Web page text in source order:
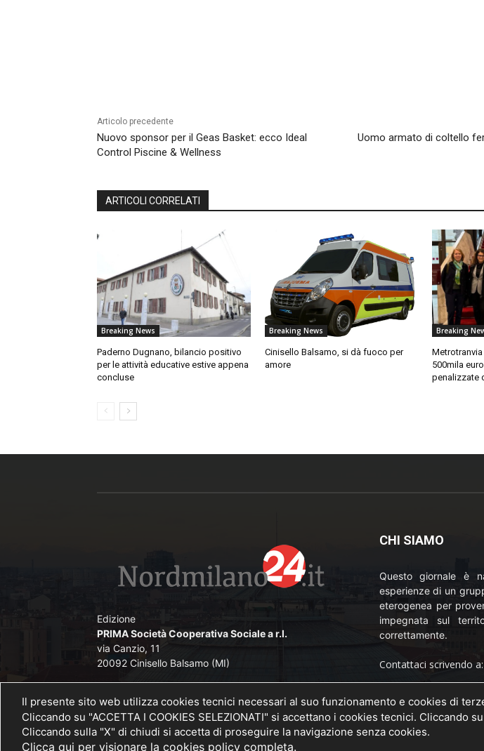
Articolo precedente
Nuovo sponsor per il Geas Basket: ecco Ideal
Control Piscine & Wellness
Uomo armato di coltello
ARTICOLI CORRELATI
Breaking News
Paderno Dugnano, bilancio positivo
per le attività educative estive appena
concluse
Breaking News
Cinisello Balsamo, si dà fuoco per
amore
Breaking
500mila
penalizzate
Edizione
PRIMA Società Cooperativa Sociale a r.l.
via Canzio, 11
20092 Cinisello Balsamo (MI)
Angelo De Lorenzi iscritto nel Pubblico Registro della
Stampa presso il Tribunale di Monza al n. 20 del
26/11/2012
CHI SIAMO
Questo giornale è
esperienze di un
eterogenea per
impegnata sul
correttamente.
Contattaci scrivendo
Pubblicità:
Tel. 389 1492573
Il presente sito web utilizza cookies tecnici necessari al suo funzionamento e cookies di
Cliccando su "ACCETTA I COOKIES SELEZIONATI" si accettano i cookies tecnici. Cliccando
Cliccando sulla "X" di chiudi si accetta di proseguire la navigazione senza cookies.
Clicca qui per visionare la cookies policy completa.